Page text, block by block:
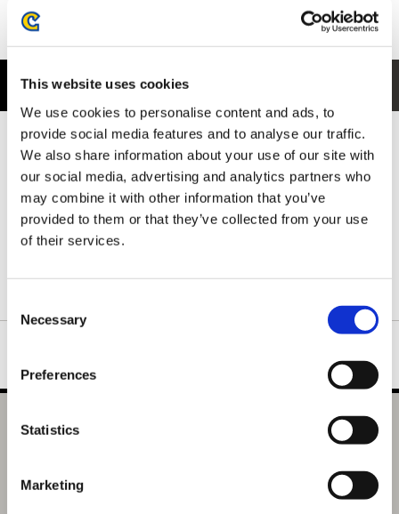
This website uses cookies
We use cookies to personalise content and ads, to
provide social media features and to analyse our traffic.
We also share information about your use of our site with
our social media, advertising and analytics partners who
may combine it with other information that you’ve
provided to them or that they’ve collected from your use
of their services.
Selection
Necessary
Preferences
Statistics
Marketing
(C)CAPCOM (C)Tezuka Productions
商品紹介
特別企画展「 CAPCOM VS. 手塚治虫キャラクターズ－テヅカプ
ファイティングユニバース2－」
での会場限定グッズです。イーカプコンのみで特別販売致しま
※商品画像はイメージです。実際の商品とは若干異なる場合があ
りますので、あらかじめご了承ください。
※諸般の状況によりお届け日が変更となる場合がございます。
「CAPCOM VS. 手塚治虫CHARACTERS」B2ポスター
テヅカプファイティングユニバース メインビジュアル